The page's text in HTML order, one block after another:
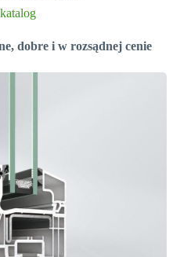
dobre i w rozsądnej cenie